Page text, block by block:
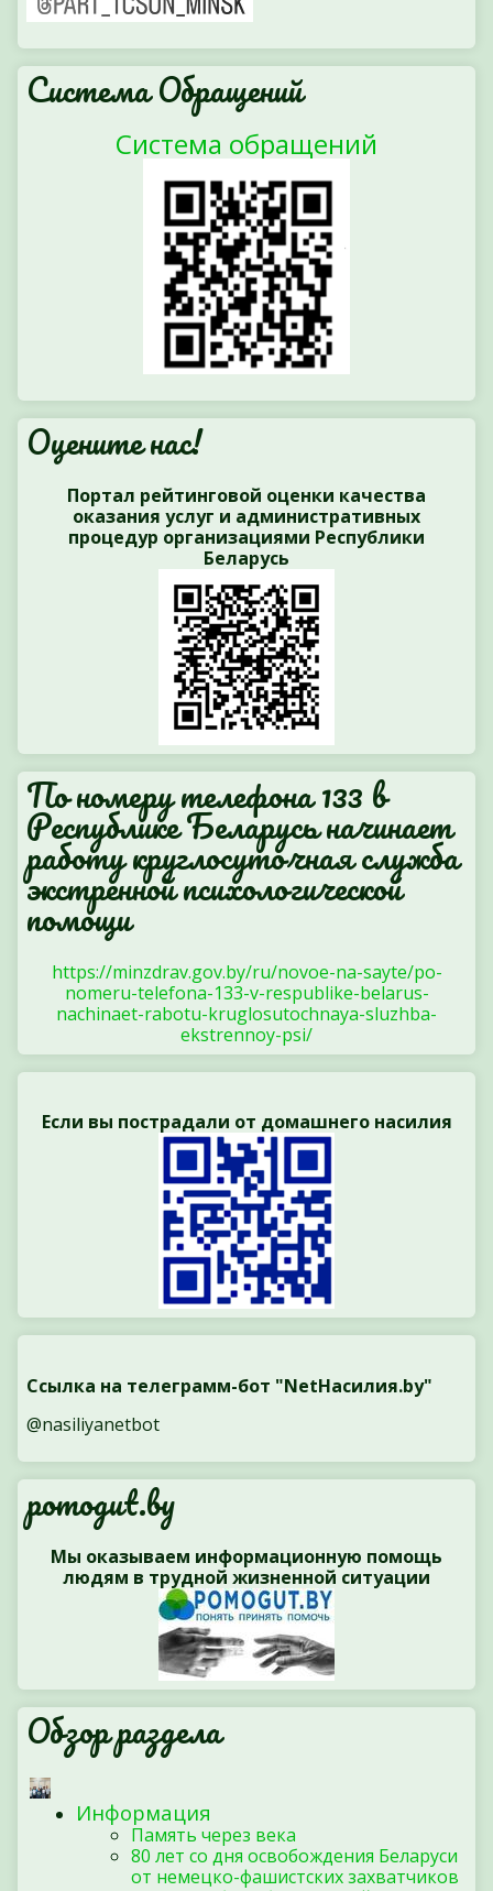
Система Обращений
Система обращений
Оцените нас!
Портал рейтинговой оценки качества
оказания услуг и административных
процедур организациями Республики
Беларусь
По номеру телефона 133 в
Республике Беларусь начинает
работу круглосуточная служба
экстренной психологической
помощи
https://minzdrav.gov.by/ru/novoe-na-sayte/po-
nomeru-telefona-133-v-respublike-belarus-
nachinaet-rabotu-kruglosutochnaya-sluzhba-
ekstrennoy-psi/
Если вы пострадали от домашнего насилия
Ссылка на телеграмм-бот "NetНасилия.by"
@nasiliyanetbot
pomogut.by
Мы оказываем информационную помощь
людям в трудной жизненной ситуации
Обзор раздела
Информация
Память через века
80 лет со дня освобождения Беларуси
от немецко-фашистских захватчиков